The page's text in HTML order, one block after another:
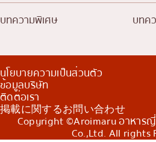
บทความพิเศษ บทค
นโยบายความเป็นส่วนตัว
ข้อมูลบริษัท
ติดต่อเรา
掲載に関するお問い合わせ
Copyright ©Aroimaru อาหาร
Co.,Ltd. All rights